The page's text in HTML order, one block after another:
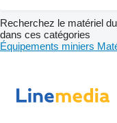
Recherchez le matériel
dans ces catégories
Équipements miniers